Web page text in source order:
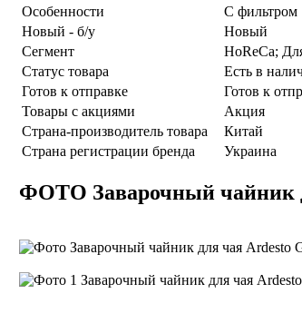
Особенности
С фильтром
Новый - б/у
Новый
Сегмент
HoReCa;
Статус товара
Есть в
Готов к отправке
Готов к
Товары с акциями
Акция
Страна-производитель товара
Китай
Страна регистрации бренда
Украина
ФОТО Заварочный чайник